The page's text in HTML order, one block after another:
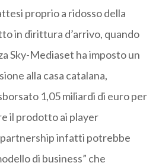
proprio a ridosso della
in dirittura d’arrivo, quando
Sky-Mediaset ha imposto un
alla casa catalana,
1,05 miliardi di euro per
il prodotto ai player
infatti potrebbe
di business” che